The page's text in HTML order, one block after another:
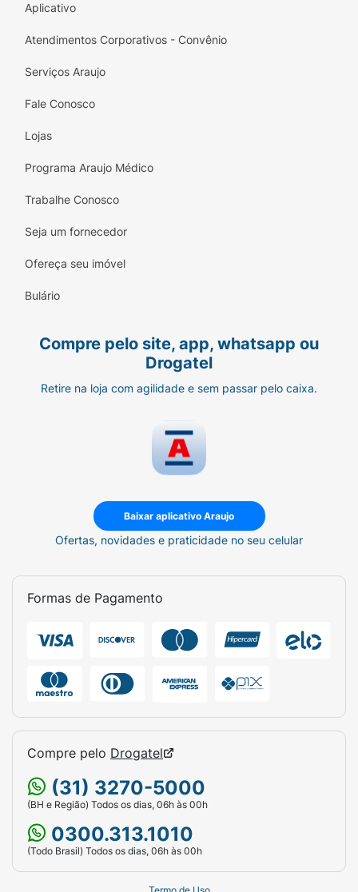
Aplicativo
Atendimentos Corporativos - Convênio
Serviços Araujo
Fale Conosco
Lojas
Programa Araujo Médico
Trabalhe Conosco
Seja um fornecedor
Ofereça seu imóvel
Bulário
Compre pelo site, app, whatsapp ou
Drogatel
Retire na loja com agilidade e sem passar pelo caixa.
Baixar aplicativo Araujo
Ofertas, novidades e praticidade no seu celular
Formas de Pagamento
Compre pelo Drogatel
(31) 3270-5000
(BH e Região) Todos os dias, 06h às 00h
0300.313.1010
(Todo Brasil) Todos os dias, 06h às 00h